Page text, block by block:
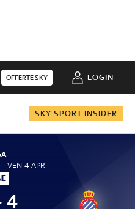
OFFERTE SKY LOGIN
SKY SPORT INSIDER
VEN 4 APR
4